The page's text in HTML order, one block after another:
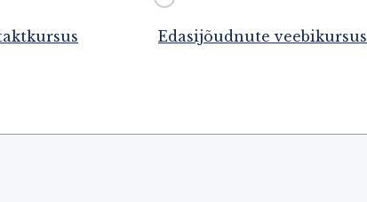
Edasijõudnute veebikursus